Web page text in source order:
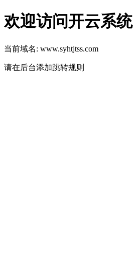
欢迎访问开云系统
当前域名: www.syhtjtss.com
请在后台添加跳转规则